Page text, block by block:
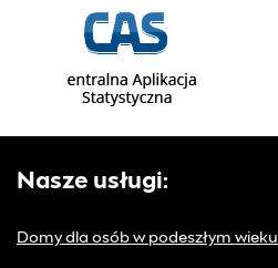
Nasze usługi:
Domy dla osób w podeszłym wieku